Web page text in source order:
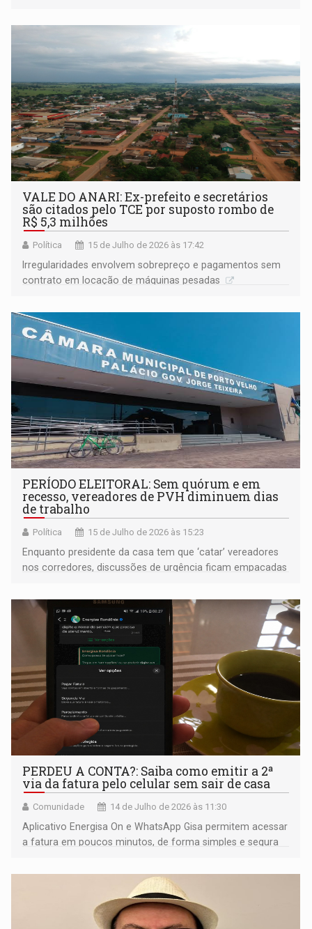
VALE DO ANARI: Ex-prefeito e secretários
são citados pelo TCE por suposto rombo de
R$ 5,3 milhões
Política 15 de Julho de 2026 às 17:42
Irregularidades envolvem sobrepreço e pagamentos sem
contrato em locação de máquinas pesadas
PERÍODO ELEITORAL: Sem quórum e em
recesso, vereadores de PVH diminuem dias
de trabalho
Política 15 de Julho de 2026 às 15:23
Enquanto presidente da casa tem que ‘catar’ vereadores
nos corredores, discussões de urgência ficam empacadas
PERDEU A CONTA?: Saiba como emitir a 2ª
via da fatura pelo celular sem sair de casa
Comunidade 14 de Julho de 2026 às 11:30
Aplicativo Energisa On e WhatsApp Gisa permitem acessar
a fatura em poucos minutos, de forma simples e segura